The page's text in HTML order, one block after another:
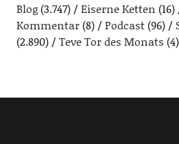
Blog(3.747) Eiserne Ketten (16)
Kommentar(8) Podcast(96)
(2.890)
Teve Tor des Monats (4)